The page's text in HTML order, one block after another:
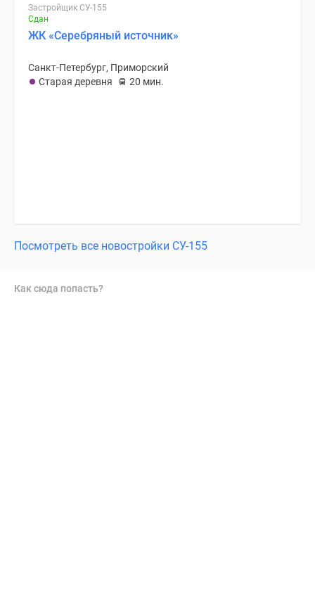
Застройщик СУ-155
Сдан
ЖК «Серебряный источник»
Санкт-Петербург, Приморский
Старая деревня
20 мин.
Посмотреть все новостройки СУ-155
Как сюда попасть?